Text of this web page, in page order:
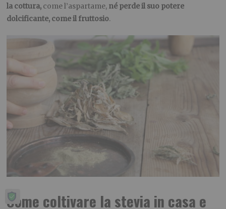
la cottura, come l’aspartame, né perde il suo potere
dolcificante, come il fruttosio.
Come coltivare la stevia in casa e